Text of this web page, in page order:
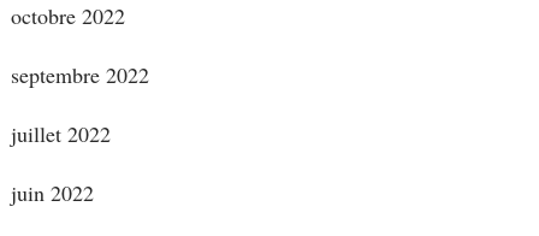
octobre 2022
septembre 2022
juillet 2022
juin 2022